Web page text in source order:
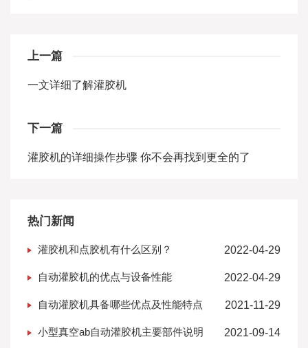
上一篇
一文详细了解灌胶机
下一篇
灌胶机的详细操作步骤 你不会再找到更全的了
热门新闻
灌胶机和点胶机有什么区别？ 2022-04-29
自动灌胶机的优点与设备性能 2022-04-29
自动灌胶机具备哪些优点及性能特点 2021-11-29
小型真空ab自动灌胶机主要部件说明 2021-09-14